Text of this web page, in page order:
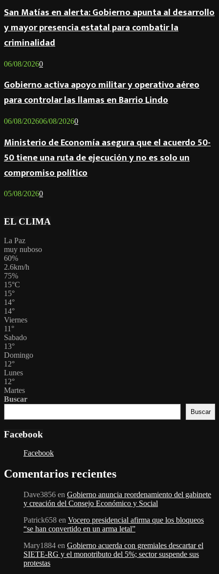
San Matías en alerta: Gobierno apunta al desarrollo
y mayor presencia estatal para combatir la
criminalidad
06/08/20260
Gobierno activa apoyo militar y operativo aéreo
para controlar las llamas en Barrio Lindo
06/08/202606/08/20260
Ministerio de Economía asegura que el acuerdo 50-
50 tiene una ruta de ejecución y no es solo un
compromiso político
05/08/20260
EL CLIMA
La Paz
muy nuboso
60%
2.6km/h
75%
15°C
15°
14°
14°
Viernes
11 °
Sabado
13°
Domingo
12°
Lunes
12°
Martes
Buscar
Buscar
Facebook
Facebook
Comentarios recientes
Dave3856 en Gobierno anuncia reordenamiento del gabinete
y creación del Consejo Económico y Social
Patrick658 en Vocero presidencial afirma que los bloqueos
“se han convertido en un arma letal”
Mary1884 en Gobierno acuerda con gremiales descartar el
SIETE-RG y el monotributo del 5%; sector suspende sus
protestas